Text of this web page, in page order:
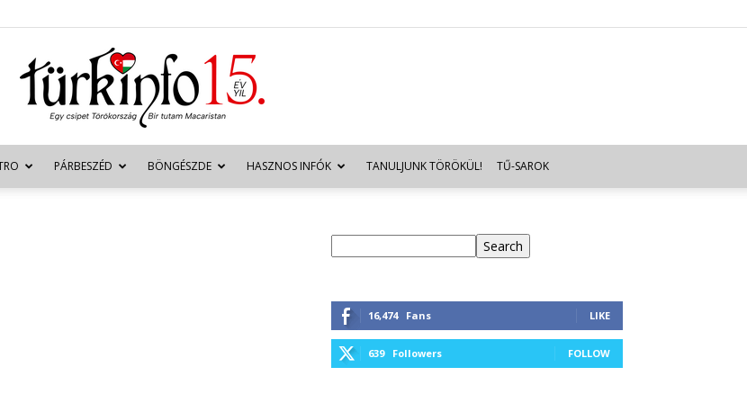
Türkinfo
PÁRBESZÉD BÖNGÉSZDE HASZNOS INFÓK TANULJUNK TÖRÖKÜL! TŰ-SAROK
Search
16,474 Fans LIKE
639 Followers FOLLOW